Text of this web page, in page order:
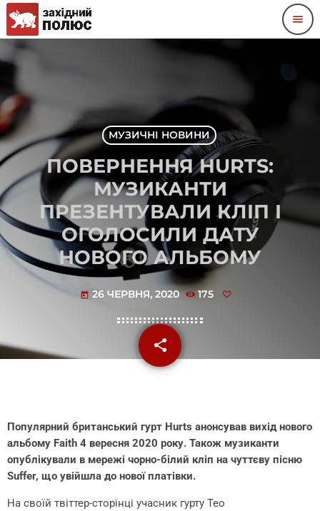
menu
МУЗИЧНІ НОВИНИ
ПОВЕРНЕННЯ HURTS:
МУЗИКАНТИ
ПРЕЗЕНТУВАЛИ КЛІП І
ОГОЛОСИЛИ ДАТУ
НОВОГО АЛЬБОМУ
today 26 ЧЕРВНЯ, 2020 175
share
email
Популярний британський гурт Hurts анонсував вихід нового
альбому Faith 4 вересня 2020 року. Також музиканти
опублікували в мережі чорно-білий кліп на чуттєву пісню
Suffer, що увійшла до нової платівки.
На своїй твіттер-сторінці учасник гурту Тео